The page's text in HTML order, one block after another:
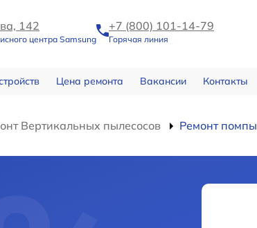
142
центра Samsung
+7 (800) 101-14-79
Горячая линия
Цена ремонта Вакансии Контакты
Вертикальных пылесосов Ремонт помпы